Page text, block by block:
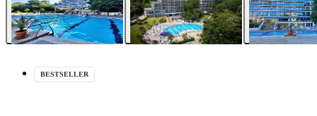
BESTSELLER